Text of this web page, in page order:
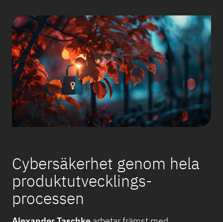
Cybersäkerhet genom hela
produktutvecklings-
processen